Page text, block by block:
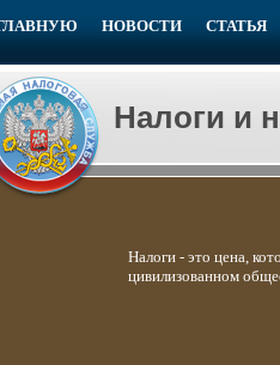
НОВОСТИ СТАТЬЯ
Налоги и
Налоги - это цена,
цивилизованном